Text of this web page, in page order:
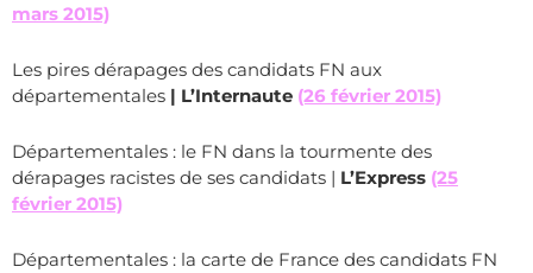
mars 2015)
Les pires dérapages des candidats FN aux
départementales | L’Internaute (26 février 2015)
Départementales : le FN dans la tourmente des
dérapages racistes de ses candidats | L’Express (25
février 2015)
Départementales : la carte de France des candidats FN